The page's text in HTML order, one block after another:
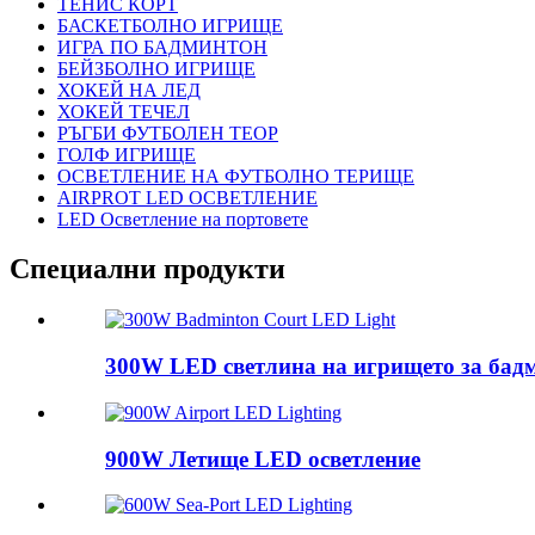
БАСКЕТБОЛНО ИГРИЩЕ
ИГРА ПО БАДМИНТОН
БЕЙЗБОЛНО ИГРИЩЕ
ХОКЕЙ НА ЛЕД
ХОКЕЙ ТЕЧЕЛ
РЪГБИ ФУТБОЛЕН ТЕОР
ГОЛФ ИГРИЩЕ
ОСВЕТЛЕНИЕ НА ФУТБОЛНО ТЕРИЩЕ
AIRPROT LED ОСВЕТЛЕНИЕ
LED Осветление на портовете
Специални продукти
300W LED светлина на игрището за
900W Летище LED осветление